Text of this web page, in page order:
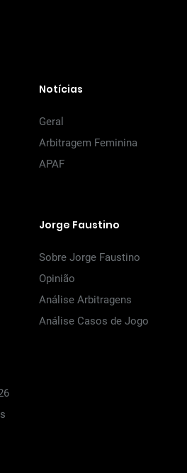
Notícias
Geral
Arbitragem Feminina
APAF
Jorge Faustino
Sobre Jorge Faustino
Opinião
Análise Arbitragens
Análise Casos de Jogo